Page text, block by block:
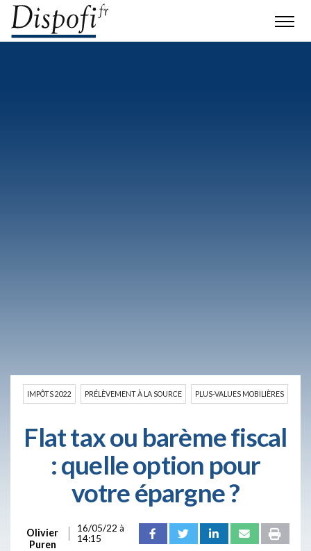
IMPÔTS 2022 PRÉLÈVEMENT À LA SOURCE PLUS-VALUES MOBILIÈRES
Flat tax ou barème fiscal
: quelle option pour
votre épargne ?
Olivier
Puren
16/05/22 à
14:15